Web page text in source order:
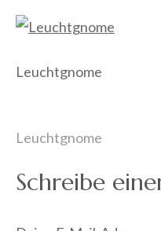
Leuchtgnome
Leuchtgnome
Schreibe